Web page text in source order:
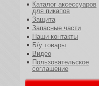
Каталог аксессуаров
для пикапов
Защита
Запасные части
Наши контакты
Б/у товары
Видео
Пользовательское
соглашение